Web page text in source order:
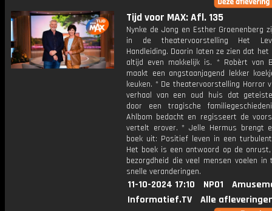
Tijd voor MAX: Afl. 135
Nynke de Jong en Esther Groenenberg
in de theatervoorstelling Het
Handleiding. Daarin laten ze zien dat het
altijd even makkelijk is. * Robèrt van
maakt een angstaanjagend lekker
keuken. * De theatervoorstelling Horror
verhaal van een oud huis dat
door een tragische
Ahlbom bedacht en regisseert de
vertelt erover. * Jelle Hermus brengt
boek uit: Positief leven in een
Het boek is een antwoord op de
bezorgdheid die veel mensen voelen in
snelle veranderingen.
11-10-2024 17:10 NPO1
Informatief.TV
Alle